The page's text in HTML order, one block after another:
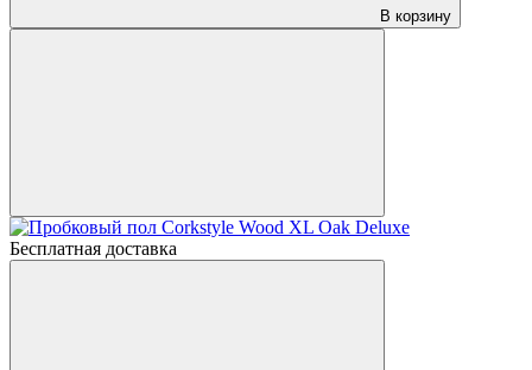
В корзину
Бесплатная доставка